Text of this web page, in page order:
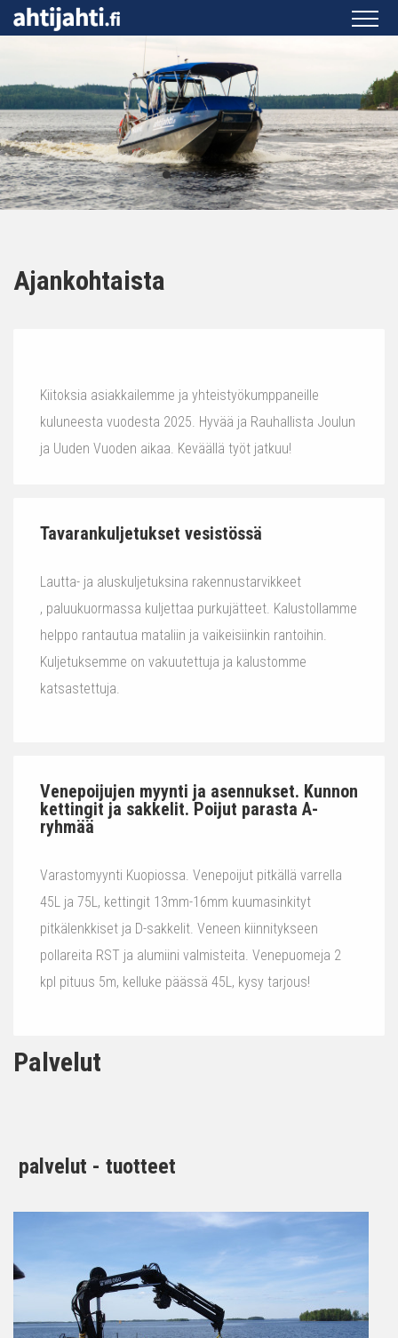
Ajankohtaista
Kiitoksia asiakkailemme ja yhteistyökumppaneille
kuluneesta vuodesta 2025. Hyvää ja Rauhallista Joulun
ja Uuden Vuoden aikaa. Keväällä työt jatkuu!
Tavarankuljetukset vesistössä
Lautta- ja aluskuljetuksina rakennustarvikkeet
, paluukuormassa kuljettaa purkujätteet. Kalustollamme
helppo rantautua mataliin ja vaikeisiinkin rantoihin.
Kuljetuksemme on vakuutettuja ja kalustomme
katsastettuja.
Venepoijujen myynti ja asennukset. Kunnon
kettingit ja sakkelit. Poijut parasta A-
ryhmää
Varastomyynti Kuopiossa. Venepoijut pitkällä varrella
45L ja 75L, kettingit 13mm-16mm kuumasinkityt
pitkälenkkiset ja D-sakkelit. Veneen kiinnitykseen
pollareita RST ja alumiini valmisteita. Venepuomeja 2
kpl pituus 5m, kelluke päässä 45L, kysy tarjous!
Palvelut
palvelut - tuotteet